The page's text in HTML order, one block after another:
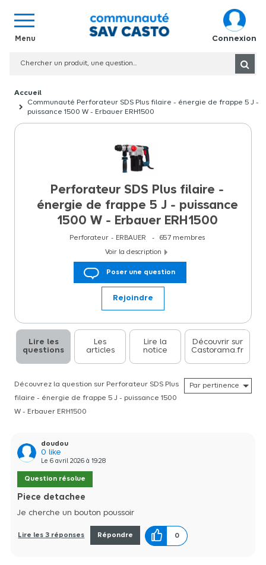
Connexion
Communauté Perforateur SDS Plus filaire - énergie de frappe 5 J -
puissance 1500 W - Erbauer ERH1500
Perforateur SDS Plus filaire -
énergie de frappe 5 J - puissance
1500 W - Erbauer ERH1500
Perforateur ERBAUER 657 membres
Voir la description
500 W produit 5J d'énergie d'impact pour les travaux difficiles.
Comprend les modes perceuse, marteau, perceuse à marteau et
Poser une question
Rejoindre
Lire les
questions
Les
articles
Lire la
notice
Découvrir sur
Castorama.fr
Découvrez la question sur Perforateur SDS Plus
filaire - énergie de frappe 5 J - puissance 1500
W - Erbauer ERH1500
doudou
0 like
Le6 avril 2026 à19:28
Question résolue
Piece detachee
Je cherche un bouton poussoir
Lire les 3 réponses Répondre 0